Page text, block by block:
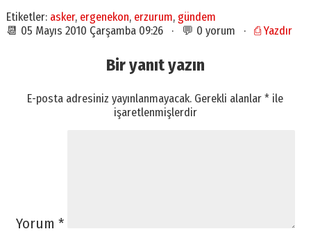
Etiketler: asker, ergenekon, erzurum, gündem
📆 05 Mayıs 2010 Çarşamba 09:26 · 💬 0 yorum · ⎙ Yazdır
Bir yanıt yazın
E-posta adresiniz yayınlanmayacak. Gerekli alanlar* ile
işaretlenmişlerdir
Yorum *